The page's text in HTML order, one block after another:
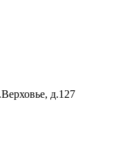
д.127